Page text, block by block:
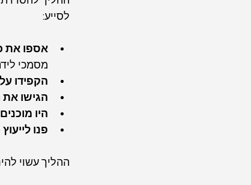
לסייע:
אספו את
מסמכי
הקפידו
הגישו
היו
פנו
ההליך עשוי